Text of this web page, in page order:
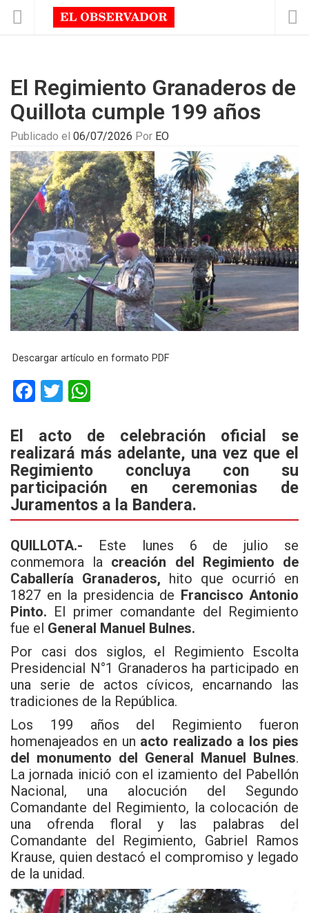
El Regimiento Granaderos de
Quillota cumple 199 años
Publicado el 06/07/2026 Por EO
Descargar artículo en formato PDF
F
ce
b
o
o
k
T
tt
er
at
s
A
p
p
El acto de celebración oficial se
realizará más adelante, una vez que el
Regimiento concluya con su
participación en ceremonias de
Juramentos a la Bandera.
QUILLOTA.- Este lunes 6 de julio se
conmemora la creación del Regimiento de
Caballería Granaderos, hito que ocurrió en
1827 en la presidencia de Francisco Antonio
Pinto. El primer comandante del Regimiento
fue el General Manuel Bulnes.
Por casi dos siglos, el Regimiento Escolta
Presidencial N°1 Granaderos ha participado en
una serie de actos cívicos, encarnando las
tradiciones de la República.
Los 199 años del Regimiento fueron
homenajeados en un acto realizado a los pies
del monumento del General Manuel Bulnes.
La jornada inició con el izamiento del Pabellón
Nacional, una alocución del Segundo
Comandante del Regimiento, la colocación de
una ofrenda floral y las palabras del
Comandante del Regimiento, Gabriel Ramos
Krause, quien destacó el compromiso y legado
de la unidad.